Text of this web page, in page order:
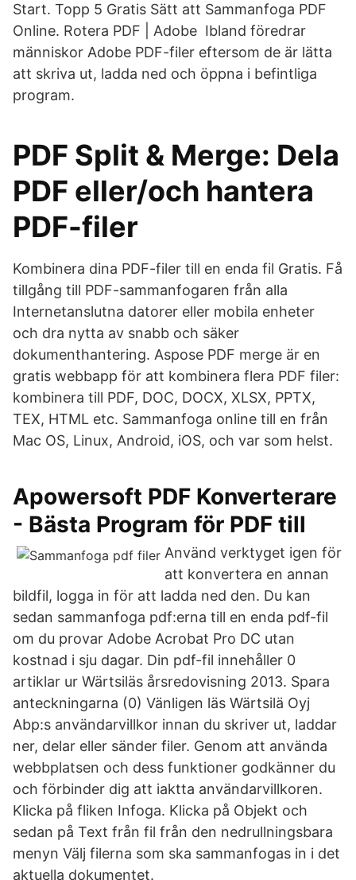
Start. Topp 5 Gratis Sätt att Sammanfoga PDF
Online. Rotera PDF | Adobe Ibland föredrar
människor Adobe PDF-filer eftersom de är lätta
att skriva ut, ladda ned och öppna i befintliga
program.
PDF Split & Merge: Dela
PDF eller/och hantera
PDF-filer
Kombinera dina PDF-filer till en enda fil Gratis. Få
tillgång till PDF-sammanfogaren från alla
Internetanslutna datorer eller mobila enheter
och dra nytta av snabb och säker
dokumenthantering. Aspose PDF merge är en
gratis webbapp för att kombinera flera PDF filer:
kombinera till PDF, DOC, DOCX, XLSX, PPTX,
TEX, HTML etc. Sammanfoga online till en från
Mac OS, Linux, Android, iOS, och var som helst.
Apowersoft PDF Konverterare
- Bästa Program för PDF till
Använd verktyget igen för
att konvertera en annan
bildfil, logga in för att ladda ned den. Du kan
sedan sammanfoga pdf:erna till en enda pdf-fil
om du provar Adobe Acrobat Pro DC utan
kostnad i sju dagar. Din pdf-fil innehåller 0
artiklar ur Wärtsiläs årsredovisning 2013. Spara
anteckningarna (0) Vänligen läs Wärtsilä Oyj
Abp:s användarvillkor innan du skriver ut, laddar
ner, delar eller sänder filer. Genom att använda
webbplatsen och dess funktioner godkänner du
och förbinder dig att iaktta användarvillkoren.
Klicka på fliken Infoga. Klicka på Objekt och
sedan på Text från fil från den nedrullningsbara
menyn Välj filerna som ska sammanfogas in i det
aktuella dokumentet.